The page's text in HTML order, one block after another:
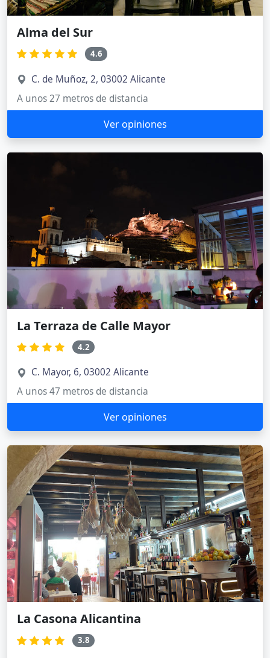
Alma del Sur
4.6
C. de Muñoz, 2, 03002 Alicante
A unos 27 metros de distancia
Ver opiniones
La Terraza de Calle Mayor
4.2
C. Mayor, 6, 03002 Alicante
A unos 47 metros de distancia
Ver opiniones
La Casona Alicantina
3.8